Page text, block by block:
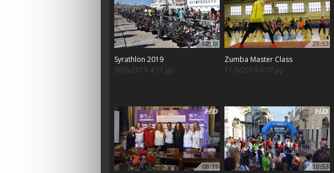
02:15
Syrathlon 2019
30/6/2019 4:31 μμ
28:53
Zumba Master Class
11/6/2019 6:07 μμ
06:15 10:53